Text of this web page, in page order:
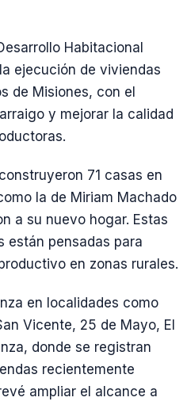
Habitacional
ejecución de viviendas
de Misiones, con el
y mejorar la calidad
71 casas en
la de Miriam Machado
a su nuevo hogar. Estas
están pensadas para
en zonas rurales.
en localidades como
Vicente, 25 de Mayo, El
donde se registran
recientemente
ampliar el alcance a